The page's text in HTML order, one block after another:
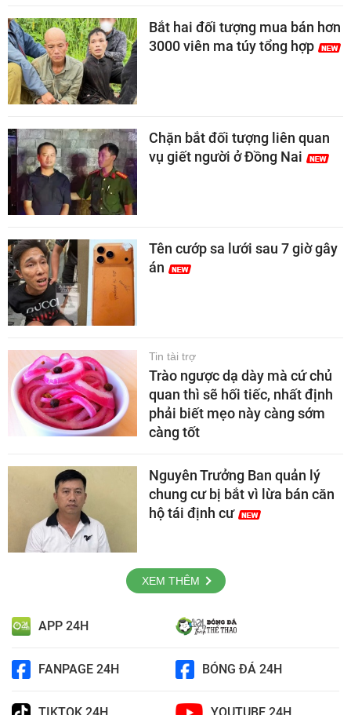
Bắt hai đối tượng mua bán hơn
3000 viên ma túy tổng hợp
Chặn bắt đối tượng liên quan
vụ giết người ở Đồng Nai
Tên cướp sa lưới sau 7 giờ gây
án
Tin tài trợ
Trào ngược dạ dày mà cứ chủ
quan thì sẽ hối tiếc, nhất định
phải biết mẹo này càng sớm
càng tốt
Nguyên Trưởng Ban quản lý
chung cư bị bắt vì lừa bán căn
hộ tái định cư
XEM THÊM
APP 24H
FANPAGE 24H BÓNG ĐÁ 24H